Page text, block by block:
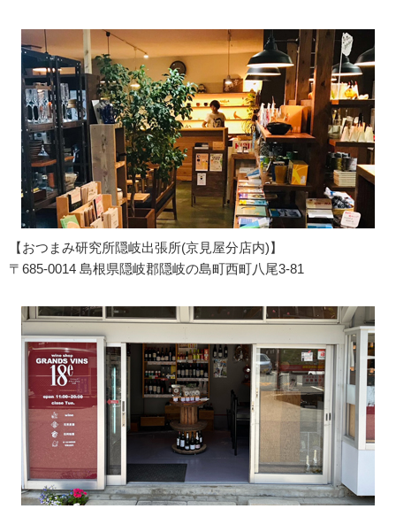
【おつまみ研究所隠岐出張所(京見屋分店内)】
〒685-0014 島根県隠岐郡隠岐の島町西町八尾3-81